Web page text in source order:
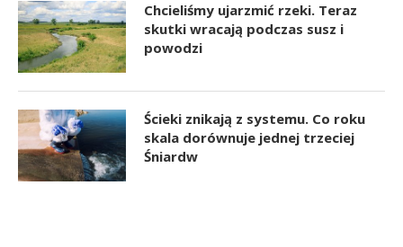
Chcieliśmy ujarzmić rzeki. Teraz
skutki wracają podczas susz i
powodzi
Ścieki znikają z systemu. Co roku
skala dorównuje jednej trzeciej
Śniardw